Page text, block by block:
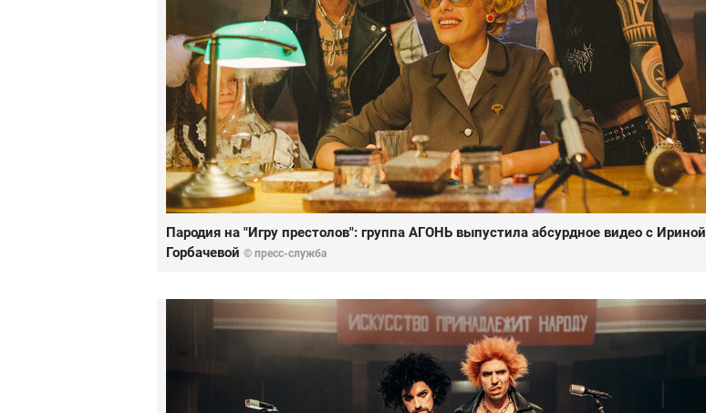
Пародия на "Игру престолов": группа АГОНЬ выпустила абсурдное видео с Ириной
Горбачевой © пресс-служба